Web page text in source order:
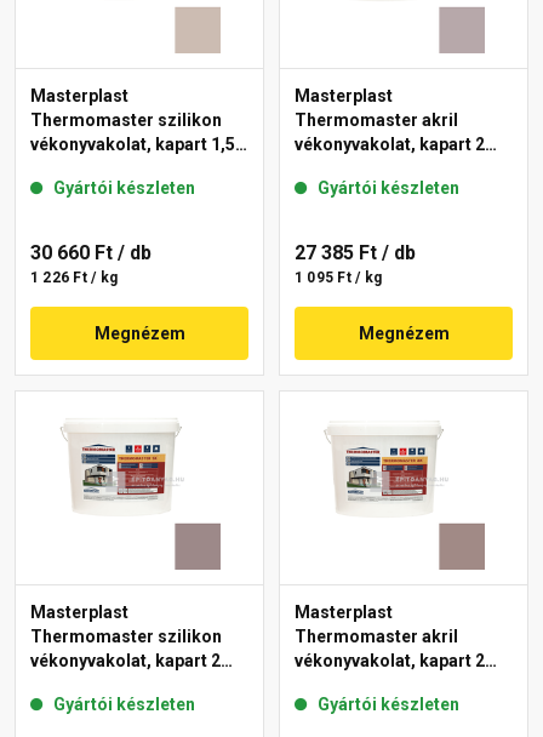
Masterplast
Thermomaster szilikon
vékonyvakolat, kapart 1,5
Gyártói készleten
30 660 Ft / db
1 226 Ft / kg
Megnézem
Masterplast
Thermomaster akril
vékonyvakolat, kapart 2
Gyártói készleten
27 385 Ft / db
1 095 Ft / kg
Megnézem
Masterplast
Thermomaster szilikon
vékonyvakolat, kapart 2
Gyártói készleten
Masterplast
Thermomaster akril
vékonyvakolat, kapart 2
Gyártói készleten